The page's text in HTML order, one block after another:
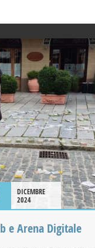
DICEMBRE
2024
e Arena Digitale